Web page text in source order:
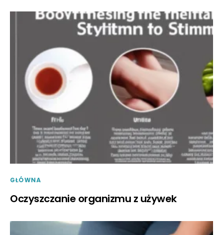
GŁÓWNA
Oczyszczanie organizmu z używek